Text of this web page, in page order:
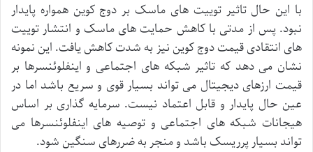
با این حال تاثیر توییت های ماسک بر دوج کوین همواره پایدار
نبود.پس از مدتی با کاهش حمایت های ماسک و انتشار توییت
های انتقادیقیمتدوجکوین نیز به شدتکاهشیافت. این نمونه
نشان می دهد که تاثیر شبکه های اجتماعی و اینفلوئنسرها بر
قیمت ارزهای دیجیتال می تواند بسیار قوی و سریع باشد اما در
عین حال پایدار و قابل اعتماد نیست. سرمایه گذاری بر اساس
هیجانات شبکه های اجتماعی و توصیه های اینفلوئنسرها می
تواند بسیار پرریسکباشد ومنجر بهضررهای سنگین شود.